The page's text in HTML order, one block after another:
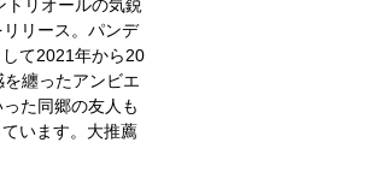
トリオールの気鋭
リース。パンデ
て2021年から20
纏ったアンビエ
た同郷の友人も
います。大推薦